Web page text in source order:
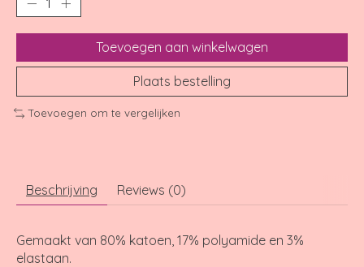
Toevoegen aan winkelwagen
Plaats bestelling
Toevoegen om te vergelijken
Beschrijving Reviews (0)
Gemaakt van 80% katoen, 17% polyamide en 3%
elastaan.